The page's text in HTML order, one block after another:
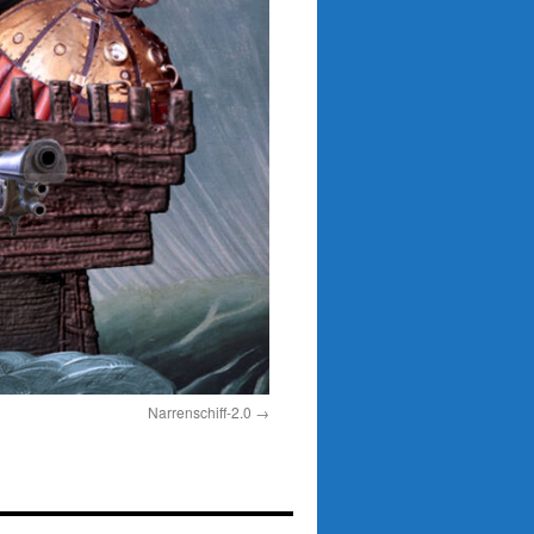
Narrenschiff-2.0